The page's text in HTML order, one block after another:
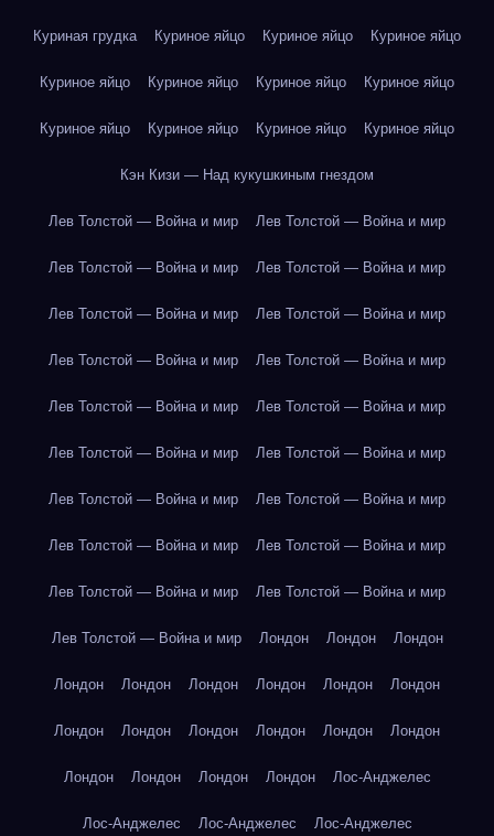
Куриная грудка Куриное яйцо Куриное яйцо Куриное яйцо
Куриное яйцо Куриное яйцо Куриное яйцо Куриное яйцо
Куриное яйцо Куриное яйцо Куриное яйцо Куриное яйцо
Кэн Кизи — Над кукушкиным гнездом
Лев Толстой — Война и мир Лев Толстой — Война и мир
Лев Толстой — Война и мир Лев Толстой — Война и мир
Лев Толстой — Война и мир Лев Толстой — Война и мир
Лев Толстой — Война и мир Лев Толстой — Война и мир
Лев Толстой — Война и мир Лев Толстой — Война и мир
Лев Толстой — Война и мир Лев Толстой — Война и мир
Лев Толстой — Война и мир Лев Толстой — Война и мир
Лев Толстой — Война и мир Лев Толстой — Война и мир
Лев Толстой — Война и мир Лев Толстой — Война и мир
Лев Толстой — Война и мир Лондон Лондон Лондон
Лондон Лондон Лондон Лондон Лондон Лондон
Лондон Лондон Лондон Лондон Лондон Лондон
Лондон Лондон Лондон Лондон Лос-Анджелес
Лос-Анджелес Лос-Анджелес Лос-Анджелес